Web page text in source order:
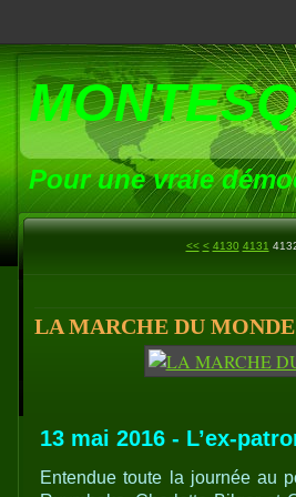
Pour une vraie
<< < 4100
4110
4120
4130 4131
LA MARCHE DU
13 mai 2016 - L’ex-
Entendue toute la journée au